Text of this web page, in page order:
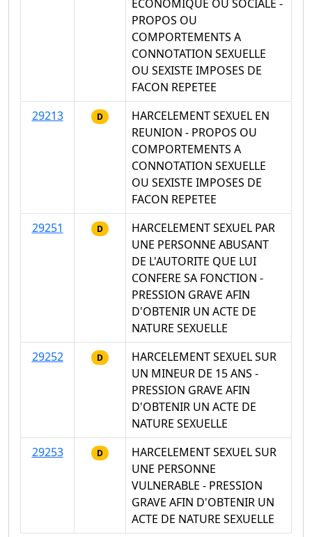
ECONOMIQUE OU SOCIALE -
PROPOS OU
COMPORTEMENTS A
CONNOTATION SEXUELLE
OU SEXISTE IMPOSES DE
FACON REPETEE
29213
D
HARCELEMENT SEXUEL EN
REUNION - PROPOS OU
COMPORTEMENTS A
CONNOTATION SEXUELLE
OU SEXISTE IMPOSES DE
FACON REPETEE
29251
D
HARCELEMENT SEXUEL PAR
UNE PERSONNE ABUSANT
DE L'AUTORITE QUE LUI
CONFERE SA FONCTION -
PRESSION GRAVE AFIN
D'OBTENIR UN ACTE DE
NATURE SEXUELLE
29252
D
HARCELEMENT SEXUEL SUR
UN MINEUR DE 15 ANS -
PRESSION GRAVE AFIN
D'OBTENIR UN ACTE DE
NATURE SEXUELLE
29253
D
HARCELEMENT SEXUEL SUR
UNE PERSONNE
VULNERABLE - PRESSION
GRAVE AFIN D'OBTENIR UN
ACTE DE NATURE SEXUELLE